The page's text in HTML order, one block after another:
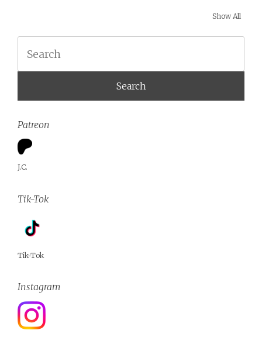
Show All
Patreon
J.C.
Tik-Tok
Tik-Tok
Instagram